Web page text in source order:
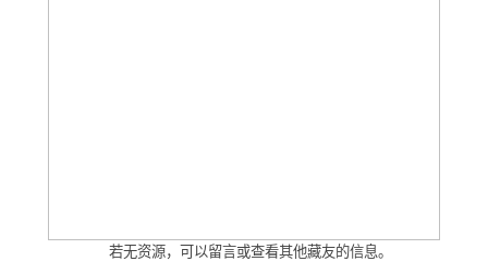
若无资源，可以留言或查看其他藏友的信息。